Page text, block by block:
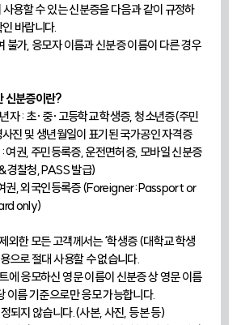
용할 수 있는 신분증을 다음과 같이 규정하
바랍니다.
불가, 응모자 이름과 신분증 이름이 다른 경우
신분증이란?
자 : 초·중·고등학교 학생증, 청소년증(주민
진 및 생년월일이 표기된 국가공인 자격증
여권, 주민등록증, 운전면허증, 모바일 신분증
경찰청, PASS 발급)
권, 외국인등록증 (Foreigner: Passport or
only)
외한 모든 고객께서는 ‘학생증 (대학교 학생
으로 절대 사용할 수 없습니다.
에 응모하신 영문 이름이 신분증 상 영문 이름
이름 기준으로만 응모 가능합니다.
되지 않습니다.(사본, 사진, 등본 등)